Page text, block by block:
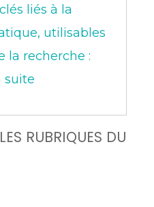
liés à la
utilisables
la recherche :
suite
RUBRIQUES DU